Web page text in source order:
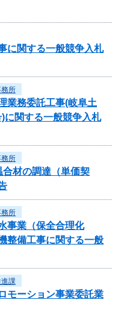
に関する一般競争入札
所
業務委託工事(岐阜土
に関する一般競争入札
所
材の調達（単価契
所
事業（保全合理化
備工事に関する一般
課
モーション事業委託業